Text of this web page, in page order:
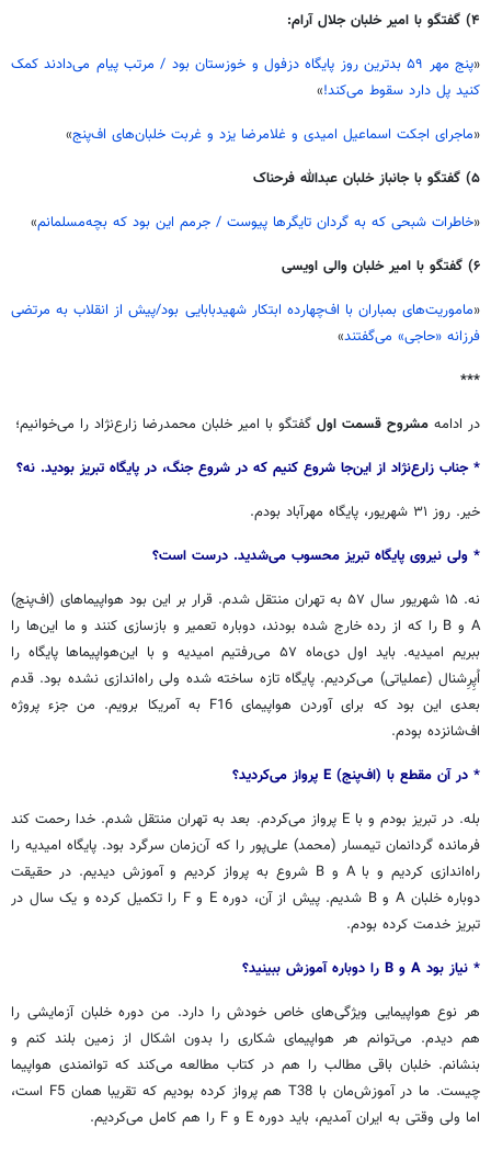
۴) گفتگو با امیر خلبان جلال آرام:
«
پنج مهر ۵۹ بدترین روز پایگاه دزفول و خوزستان بود / مرتب پیام می‌دادند کمک
کنید پل دارد سقوط می‌کند!»
«ماجرای اجکت اسماعیل امیدی و غلامرضا یزد و غربت خلبان‌های اف‌پنج»
۵) گفتگو با جانباز خلبان عبدالله فرحناک
«خاطرات شبحی که به گردان تایگرها پیوست / جرمم این بود که بچه‌مسلمانم»
۶) گفتگو با امیر خلبان والی اویسی
«ماموریت‌های بمباران با اف‌چهارده ابتکار شهیدبابایی بود/پیش از انقلاب به مرتضی
فرزانه «حاجی» می‌گفتند»
***
در ادامه مشروح قسمت اول گفتگو با امیر خلبان محمدرضا زارع‌نژاد را می‌خوانیم؛
* جناب زارع‌نژاد از این‌جا شروع کنیم که در شروع جنگ، در پایگاه تبریز بودید. نه؟
خیر. روز ۳۱ شهریور، پایگاه مهرآباد بودم.
* ولی نیروی پایگاه تبریز محسوب می‌شدید. درست است؟
نه. ۱۵ شهریور سال ۵۷ به تهران منتقل شدم. قرار بر این بود هواپیماهای (اف‌پنج)
A و B را که از رده خارج شده بودند، دوباره تعمیر و بازسازی کنند و ما این‌ها را
ببریم امیدیه. باید اول دی‌ماه ۵۷ می‌رفتیم امیدیه و با این‌هواپیماها پایگاه را
اُپِرِشنال (عملیاتی) می‌کردیم. پایگاه تازه ساخته شده ولی راه‌اندازی نشده بود. قدم
بعدی این‌ بود که برای آوردن هواپیمای F16 به آمریکا برویم. من جزء پروژه
اف‌شانزده بودم.
* در آن مقطع با (اف‌پنج) E پرواز می‌کردید؟
بله. در تبریز بودم و با E پرواز می‌کردم. بعد به تهران منتقل شدم. خدا رحمت کند
فرمانده گردانمان تیمسار (محمد) علی‌پور را که آن‌زمان سرگرد بود. پایگاه امیدیه را
راه‌اندازی کردیم و با A و B شروع به پرواز کردیم و آموزش دیدیم. در حقیقت
دوباره خلبان A و B شدیم. پیش از آن، دوره E و F را تکمیل کرده و یک سال در
تبریز خدمت کرده بودم.
* نیاز بود A و B را دوباره آموزش ببینید؟
هر نوع هواپیمایی ویژگی‌های خاص خودش را دارد. من دوره خلبان آزمایشی را
هم دیدم. می‌توانم هر هواپیمای شکاری را بدون اشکال از زمین بلند کنم و
بنشانم. خلبان باقی مطالب را هم در کتاب مطالعه می‌کند که توانمندی هواپیما
چیست. ما در آموزش‌مان با T38 هم پرواز کرده بودیم که تقریبا همان F5 است،
اما ولی وقتی به ایران آمدیم، باید دوره E و F را هم کامل می‌کردیم.